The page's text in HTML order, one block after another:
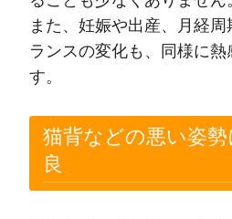
また、妊娠や出産、月経
ランスの変化も、同様に熱
す。
猫背などの悪い姿
良